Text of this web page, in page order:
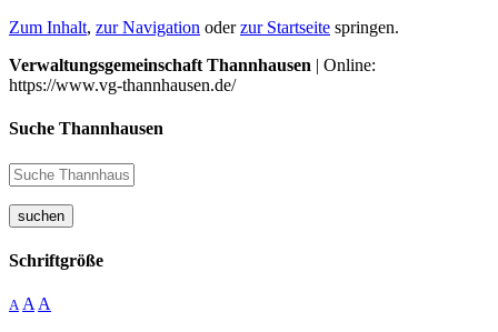
Zum Inhalt, zur Navigation oderzur Startseite springen.
Verwaltungsgemeinschaft Thannhausen | Online:
https://www.vg-thannhausen.de/
Suche Thannhausen
suchen
Schriftgröße
A A A